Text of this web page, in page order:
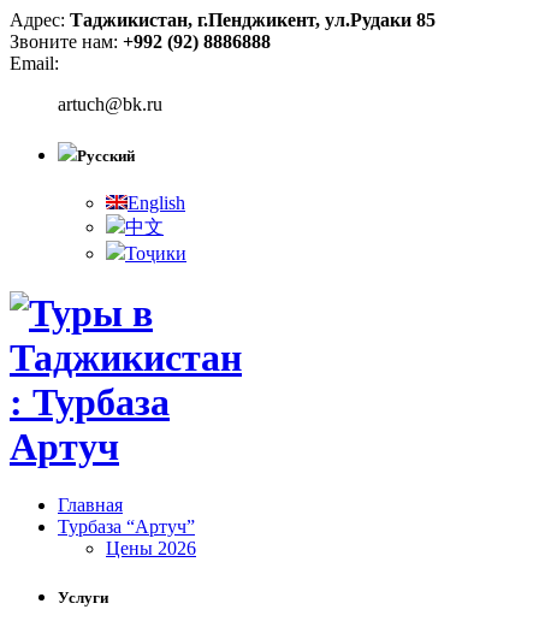
Адрес: Таджикистан, г.Пенджикент, ул.Рудаки 85
Звоните нам: +992 (92) 8886888
Email:
artuch@bk.ru
Русский
English
中文
Тоҷики
Главная
Турбаза “Артуч”
Цены 2026
Услуги